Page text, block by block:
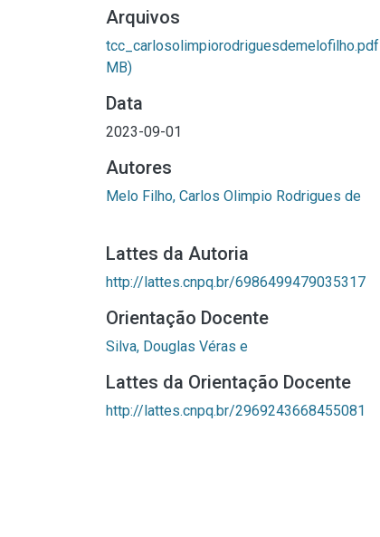
Arquivos
tcc_carlosolimpiorodriguesdemelofilho.pdf
MB)
Data
2023-09-01
Autores
Melo Filho, Carlos Olimpio Rodrigues de
Lattes da Autoria
http://lattes.cnpq.br/6986499479035317
Orientação Docente
Silva, Douglas Véras e
Lattes da Orientação Docente
http://lattes.cnpq.br/2969243668455081